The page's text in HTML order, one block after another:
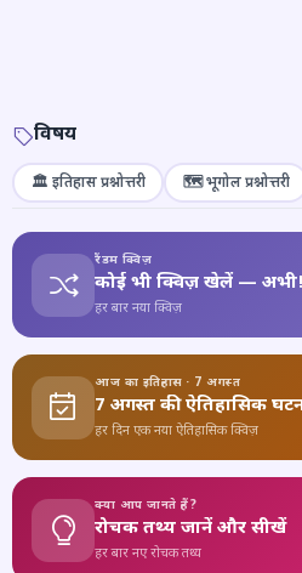
विषय
🏛️ इतिहास प्रश्नोत्तरी 🗺️ भूगोल प्रश्नोत्तरी
रैंडम क्विज़
कोई भी क्विज़ खेलें — अभी!
हर बार नया क्विज़
आज का इतिहास · 7 अगस्त
7 अगस्त की ऐतिहासिक
हर दिन एक नया ऐतिहासिक क्विज़
क्या आप जानते हैं?
रोचक तथ्य जानें और सीखें
हर बार नए रोचक तथ्य